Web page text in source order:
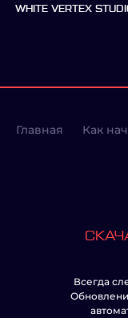
WHITE VERTEX
Главная Как
Всегда